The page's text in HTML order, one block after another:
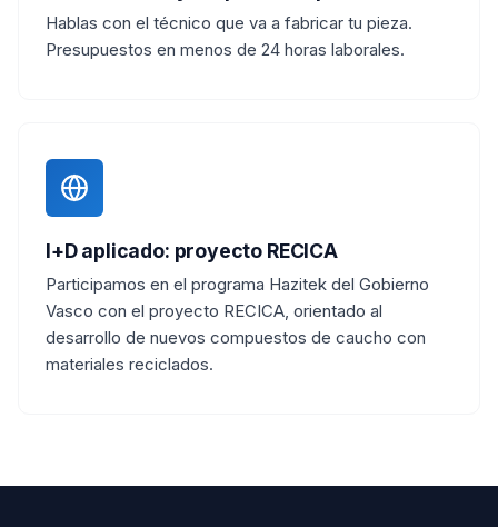
Hablas con el técnico que va a fabricar tu pieza.
Presupuestos en menos de 24 horas laborales.
I+D aplicado: proyecto RECICA
Participamos en el programa Hazitek del Gobierno
Vasco con el proyecto RECICA, orientado al
desarrollo de nuevos compuestos de caucho con
materiales reciclados.